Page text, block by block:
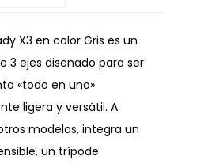
X3 en color Gris es un
3 ejes diseñado para ser
«todo en uno»
ligera y versátil. A
modelos, integra un
un trípode